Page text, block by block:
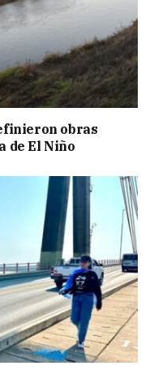
obras
de El Niño